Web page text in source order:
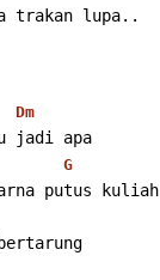
trakan lupa..
Dm
jadi apa
G
putus kuliah